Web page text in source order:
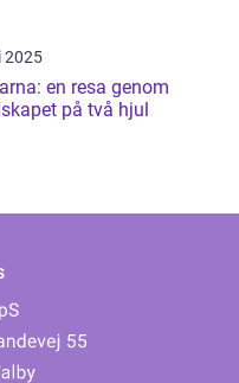
2025
en resa genom
på två hjul